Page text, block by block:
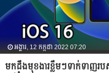
អង្គារ, 12 កក្កដា 2022 07:20
មកដឹងមុខងារខ្លឹមៗទាក់ទាញរ